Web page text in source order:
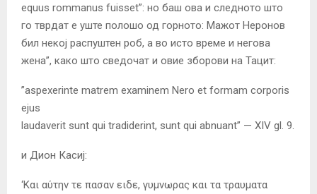
equus rommanus fuisset”: но баш ова и следното што
го тврдат е уште полошо од горното: Мажот Неронов
бил некој распуштен роб, а во исто време и негова
жена”, како што сведочат и овие зборови на Тацит:
”aspexerinte matrem examinem Nero et formam corporis
ejus
laudaverit sunt qui tradiderint, sunt qui abnuant” — XIV gl. 9.
и Дион Касиј:
‘Και αύτην τε πασαν ειδε, γυμνωρας και τα τραυματα